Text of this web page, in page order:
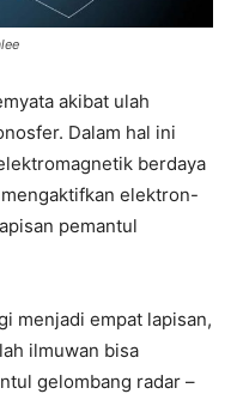
akibat ulah
Dalam hal ini
berdaya
elektron-
pemantul
menjadi empat lapisan,
ilmuwan bisa
gelombang radar –